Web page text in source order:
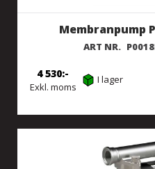
Membranpump
ART NR.
Exkl. moms
4 530 I lager